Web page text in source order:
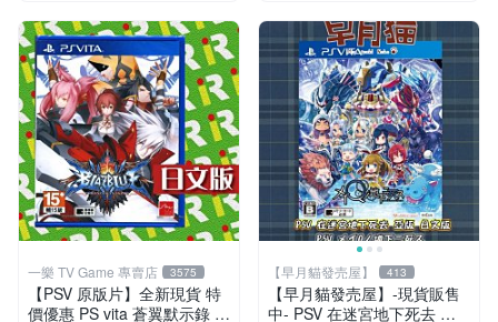
一樂 TV Game 專賣店 3575
【PSV 原版片】全新現貨 特
價優惠 PS vita 蒼翼默示錄 時
【早月貓發売屋】 413
【早月貓發売屋】-現貨販售
中- PSV 在迷宮地下死去 亞